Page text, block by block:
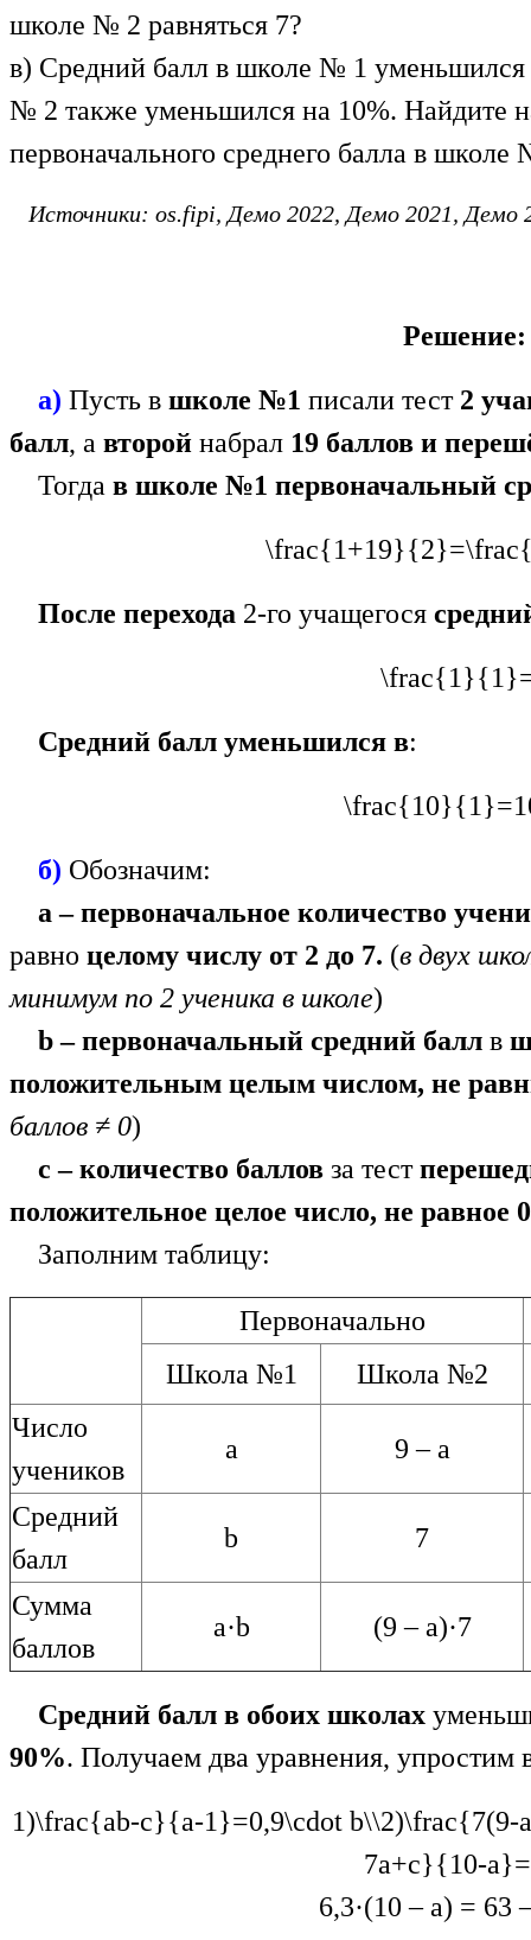
школе № 2 равняться 7?
в) Средний балл в школе № 1 уменьшился
№ 2 также уменьшился на 10%. Найдите
первоначального среднего балла в школе
Источники: os.fipi, Демо 2022, Демо 2021, Демо
Решение:
а) Пусть в школе №1 писали тест 2
балл, а второй набрал 19 баллов и
Тогда в школе №1 первоначальный
После перехода 2-го учащегося
Средний балл уменьшился в:
б) Обозначим:
а – первоначальное количество
равно целому числу от 2 до 7. (в двух
минимум по 2 ученика в школе)
b – первоначальный средний балл в
положительным целым числом, не
баллов ≠ 0)
с – количество баллов за тест
положительное целое число, не равное 0
Заполним таблицу:
Первоначально
Школа №1
Школа №2
Число
учеников
a 9 – a
Средний
балл
b 7
Сумма
баллов
a·b (9 – a)·7
Средний балл в обоих школах
90%. Получаем два уравнения, упростим
1)\frac{ab-c}{a-1}=0,9\cdot
7a+c}{10-
6,3·(10 – а) = 63